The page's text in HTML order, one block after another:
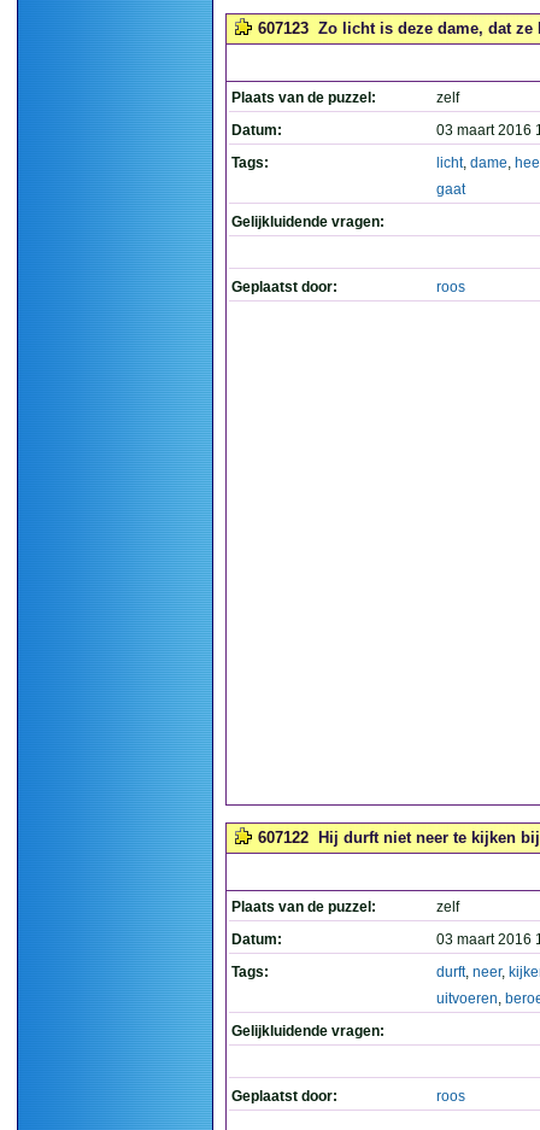
607123 Zo licht is deze dame, dat ze
Plaats van de puzzel:
zelf
Datum:
03 maart 2016
Tags:
licht, dame,
gaat
Gelijkluidende vragen:
Geplaatst door: roos
607122 Hij durft niet neer te kijken
Plaats van de puzzel:
zelf
Datum:
03 maart 2016
Tags:
durft, neer,
uitvoeren,
Gelijkluidende vragen:
Geplaatst door: roos